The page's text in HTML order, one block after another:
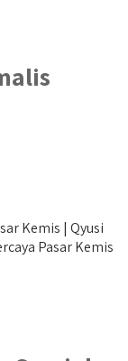
Kemis | Qyusi
Pasar Kemis